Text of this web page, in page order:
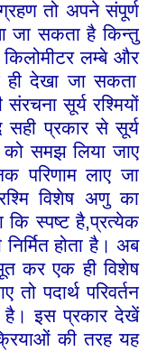
तो अपने संपूर्ण
जा सकता है किन्तु
किलोमीटर लम्बे और
ही देखा जा सकता
संरचना सूर्य रश्मियों
सही प्रकार से सूर्य
को समझ लिया जाए
परिणाम लाए जा
विशेष अणु का
कि स्पष्ट है,प्रत्येक
निर्मित होता है। अब
कर एक ही विशेष
तो पदार्थ परिवर्तन
है। इस प्रकार देखें
की तरह यह